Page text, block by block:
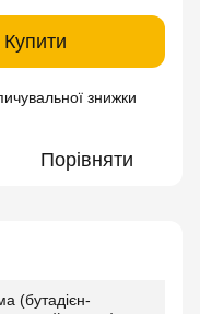
Купити
знижки
Порівняти
(бутадієн-